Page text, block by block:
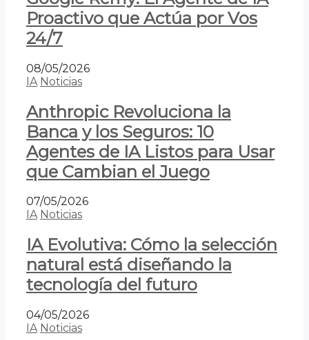
Proactivo que Actúa por Vos
24/7
08/05/2026
IA Noticias
Anthropic Revoluciona la
Banca y los Seguros: 10
Agentes de IA Listos para Usar
que Cambian el Juego
07/05/2026
IA Noticias
IA Evolutiva: Cómo la selección
natural está diseñando la
tecnología del futuro
04/05/2026
IA Noticias